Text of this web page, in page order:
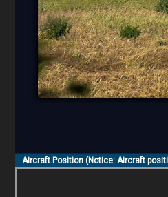
Aircraft Position (Notice: Aircraft